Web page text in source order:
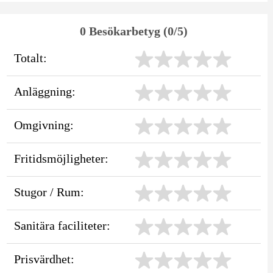
0 Besökarbetyg (0/5)
Totalt:
Anläggning:
Omgivning:
Fritidsmöjligheter:
Stugor / Rum:
Sanitära faciliteter:
Prisvärdhet: